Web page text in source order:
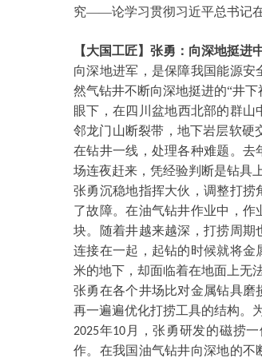
究——论学习贯彻习近平总书记
【大国工匠】张勇：向深地挺进
向深地进军，是保障我国能源安
然气钻井不断向深地挺进的“井
眼下，在四川盆地西北部的群山
邻龙门山断裂带，地下岩层软硬
在钻井一线，处理各种难题。去
场连夜赶来，凭经验判断是钻具
张勇沉稳地指挥大伙，调整打捞
了故障。在油气钻井作业中，
块。随着井越来越深，打捞周
连接在一起，起钻的时候就将
米的地下，却面临着在地面上无
张勇在各个井场比对金属钻具磨
再一遍遍优化打捞工具的结构。
2025年10 月，张勇研发的磁捞
作。在我国油气钻井向深地的